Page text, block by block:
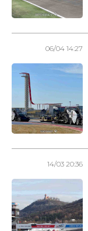
06/04 14:27
14/03 20:36